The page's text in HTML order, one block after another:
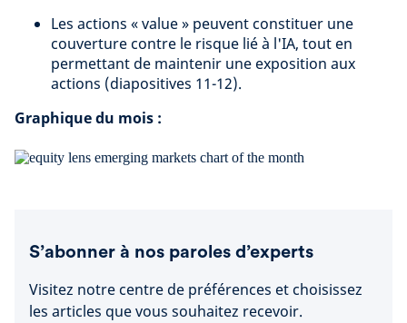
Les actions « value » peuvent constituer une
couverture contre le risque lié à l'IA, tout en
permettant de maintenir une exposition aux
actions (diapositives 11-12).
Graphique du mois :
S’abonner à nos paroles d’experts
Visitez notre centre de préférences et choisissez
les articles que vous souhaitez recevoir.